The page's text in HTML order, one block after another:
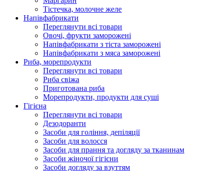
Тістечка, молочне желе
Напівфабрикати
Переглянути всі товари
Овочі, фрукти заморожені
Напівфабрикати з тіста заморожені
Напівфабрикати з мяса заморожені
Риба, морепродукти
Переглянути всі товари
Риба свіжа
Приготована риба
Морепродукти, продукти для суші
Гігієна
Переглянути всі товари
Дезодоранти
Засоби для гоління, депіляції
Засоби для волосся
Засоби для прання та догляду за тканинам
Засоби жіночої гігієни
Засоби догляду за взуттям